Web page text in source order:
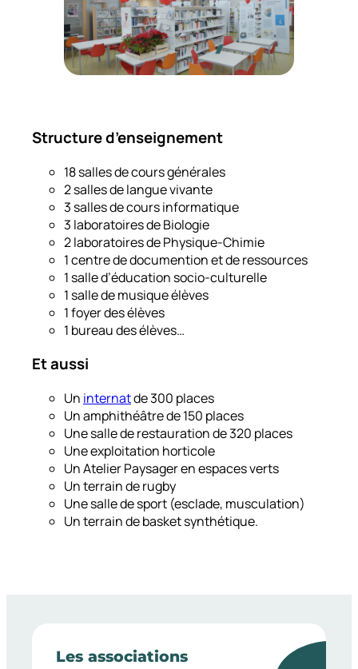
Structure d’enseignement
18 salles de cours générales
2 salles de langue vivante
3 salles de cours informatique
3 laboratoires de Biologie
2 laboratoires de Physique-Chimie
1 centre de documention et de ressources
1 salle d’éducation socio-culturelle
1 salle de musique élèves
1 foyer des élèves
1 bureau des élèves…
Et aussi
Un internatde 300 places
Un amphithéâtre de 150 places
Une salle de restauration de 320 places
Une exploitation horticole
Un Atelier Paysager en espaces verts
Un terrain de rugby
Une salle de sport (esclade, musculation)
Un terrain de basket synthétique.
Les associations